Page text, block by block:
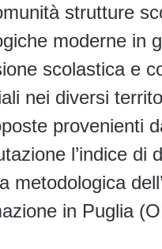
strutture
moderne in
scolastica e
nei diversi
provenienti
l’indice di
metodologica
in Puglia